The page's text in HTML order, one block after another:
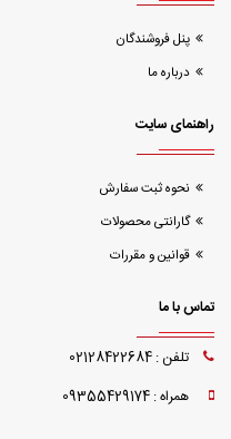
پنل فروشندگان
درباره ما
راهنمای سایت
نحوه ثبت سفارش
گارانتی محصولات
قوانین و مقررات
تماس با ما
تلفن : 02128422684
همراه : 09355429174